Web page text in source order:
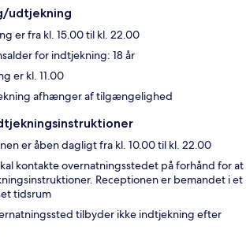
udtjekning
er fra kl. 15.00 til kl. 22.00
for indtjekning: 18 år
er kl. 11.00
afhænger af tilgængelighed
er åben dagligt fra kl. 10.00 til kl. 22.00
kontakte overnatningsstedet på forhånd for at
Receptionen er bemandet i et
tidsrum
tilbyder ikke indtjekning efter